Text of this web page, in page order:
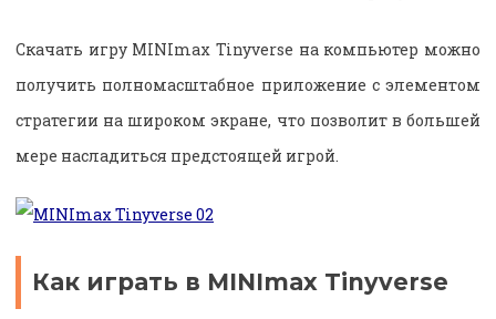
Скачать игру MINImax Tinyverse на компьютер можно
получить полномасштабное приложение с элементом
стратегии на широком экране, что позволит в большей
мере насладиться предстоящей игрой.
Как играть в MINImax Tinyverse